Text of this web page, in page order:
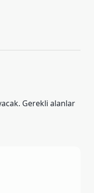
Gerekli alanlar